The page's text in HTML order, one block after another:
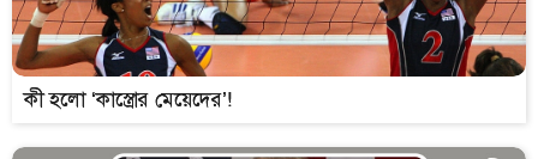
কী হলো ‘কাস্ত্রোর মেয়েদের’!